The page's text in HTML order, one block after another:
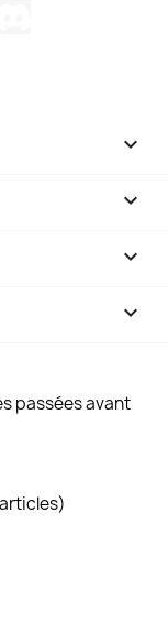



keyboard_arrow_down
passées avant